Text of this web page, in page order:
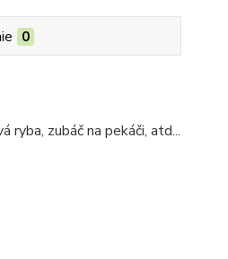
0
ryba, zubáč na pekáči, atd...